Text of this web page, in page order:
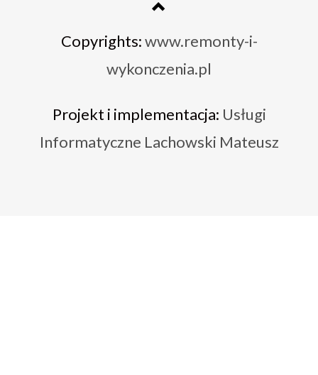
Copyrights:www.remonty-i-
wykonczenia.pl
Projekt i implementacja: Usługi
Informatyczne Lachowski Mateusz